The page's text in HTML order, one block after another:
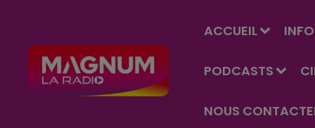
ACCUEIL
PODCASTS
NOUS